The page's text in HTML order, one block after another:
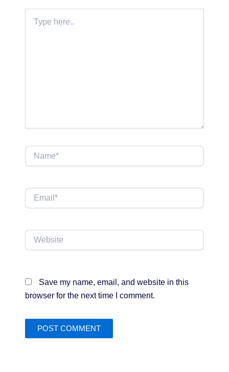
here..
Name*
Email*
Website
Save my name, email, and website in this
browser for the next time I comment.